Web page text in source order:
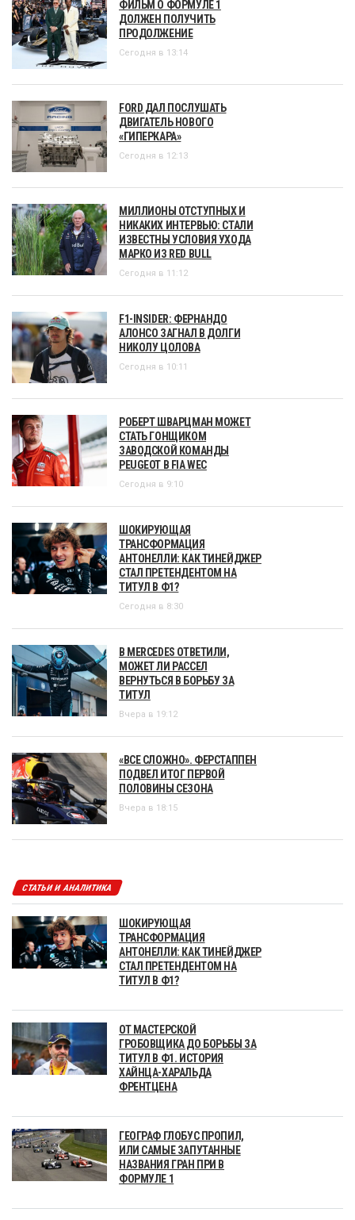
ФИЛЬМ О ФОРМУЛЕ 1
ДОЛЖЕН ПОЛУЧИТЬ
ПРОДОЛЖЕНИЕ
Сегодня в 13:14
FORD ДАЛ ПОСЛУШАТЬ
ДВИГАТЕЛЬ НОВОГО
«ГИПЕРКАРА»
Сегодня в 12:13
МИЛЛИОНЫ ОТСТУПНЫХ И
НИКАКИХ ИНТЕРВЬЮ: СТАЛИ
ИЗВЕСТНЫ УСЛОВИЯ УХОДА
МАРКО ИЗ RED BULL
Сегодня в 11:12
F1-INSIDER: ФЕРНАНДО
АЛОНСО ЗАГНАЛ В ДОЛГИ
НИКОЛУ ЦОЛОВА
Сегодня в 10:11
РОБЕРТ ШВАРЦМАН МОЖЕТ
СТАТЬ ГОНЩИКОМ
ЗАВОДСКОЙ КОМАНДЫ
PEUGEOT В FIA WEC
Сегодня в 9:10
ШОКИРУЮЩАЯ
ТРАНСФОРМАЦИЯ
АНТОНЕЛЛИ: КАК ТИНЕЙДЖЕР
СТАЛ ПРЕТЕНДЕНТОМ НА
ТИТУЛ В Ф1?
Сегодня в 8:30
В MERCEDES ОТВЕТИЛИ,
МОЖЕТ ЛИ РАССЕЛ
ВЕРНУТЬСЯ В БОРЬБУ ЗА
ТИТУЛ
Вчера в 19:12
«ВСЕ СЛОЖНО». ФЕРСТАППЕН
ПОДВЕЛ ИТОГ ПЕРВОЙ
ПОЛОВИНЫ СЕЗОНА
Вчера в 18:15
СТАТЬИ И АНАЛИТИКА
ШОКИРУЮЩАЯ
ТРАНСФОРМАЦИЯ
АНТОНЕЛЛИ: КАК ТИНЕЙДЖЕР
СТАЛ ПРЕТЕНДЕНТОМ НА
ТИТУЛ В Ф1?
ОТ МАСТЕРСКОЙ
ГРОБОВЩИКА ДО БОРЬБЫ ЗА
ТИТУЛ В Ф1. ИСТОРИЯ
ХАЙНЦА-ХАРАЛЬДА
ФРЕНТЦЕНА
ГЕОГРАФ ГЛОБУС ПРОПИЛ,
ИЛИ САМЫЕ ЗАПУТАННЫЕ
НАЗВАНИЯ ГРАН ПРИ В
ФОРМУЛЕ 1